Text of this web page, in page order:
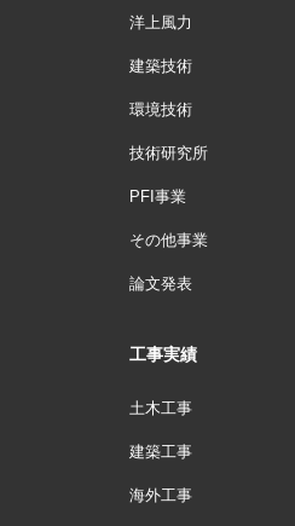
洋上風力
建築技術
環境技術
技術研究所
PFI事業
その他事業
論文発表
工事実績
土木工事
建築工事
海外工事